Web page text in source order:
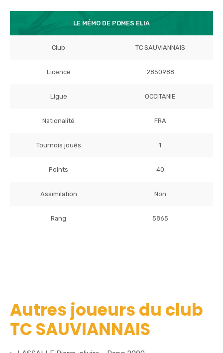
LE MÉMO DE POMES ELIA
Club TC SAUVIANNAIS
Licence 2850988
Ligue OCCITANIE
Nationalité FRA
Tournois joués 1
Points 40
Assimilation Non
Rang 5865
Autres joueurs du club
TC SAUVIANNAIS